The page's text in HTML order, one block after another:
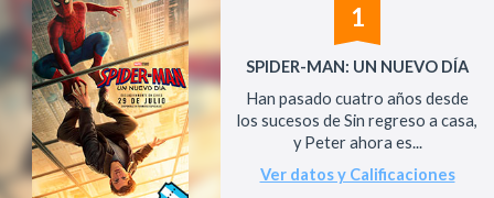
1
SPIDER-MAN: UN NUEVO DÍA
Han pasado cuatro años desde
los sucesos de Sin regreso a casa,
y Peter ahora es...
Ver datos y Calificaciones